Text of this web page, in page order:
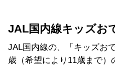
JAL国内線キッズお
JAL国内線の、「キッズお
歳（希望により11歳まで